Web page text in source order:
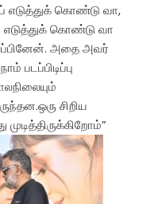
எடுத்துக் கொண்டு வா,
எடுத்துக் கொண்டு வா
அதை அவர்
படப்பிடிப்பு
சிறிய
முடித்திருக்கிறோம்”